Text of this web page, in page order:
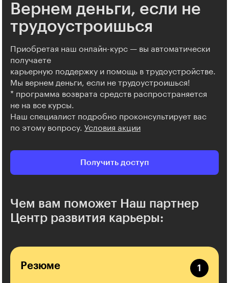
Вернем деньги, если не
трудоустроишься
Приобретая наш онлайн-курс — вы автоматически
получаете
карьерную поддержку и помощь в трудоустройстве.
Мы вернем деньги, если не трудоустроишься!
* программа возврата средств распространяется
не на все курсы.
Наш специалист подробно проконсультирует вас
по этому вопросу. Условия акции
Получить доступ
Чем вам поможет Наш партнер
Центр развития карьеры:
Резюме